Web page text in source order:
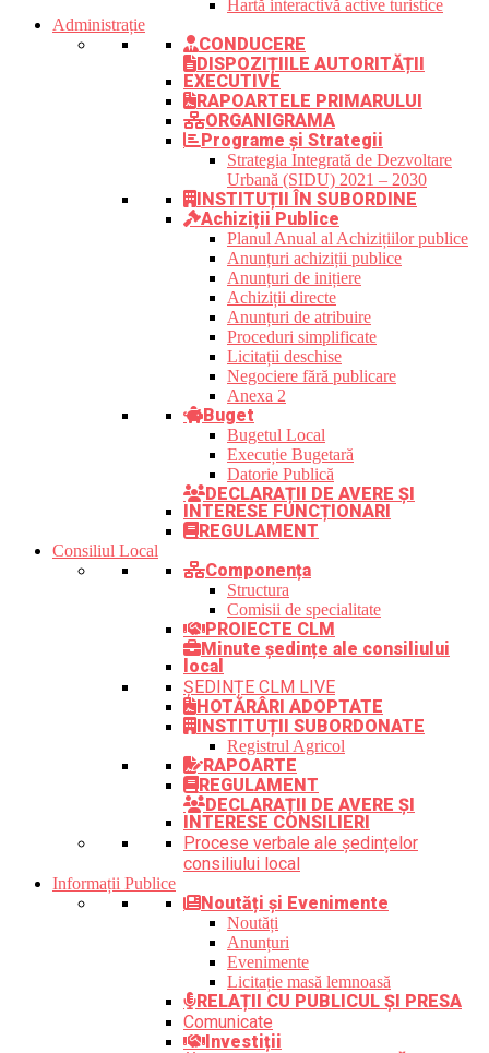
Hartă interactivă active turistice
Administrație
CONDUCERE
DISPOZIȚIILE AUTORITĂȚII
EXECUTIVE
RAPOARTELE PRIMARULUI
ORGANIGRAMA
Programe și Strategii
Strategia Integrată de Dezvoltare
Urbană (SIDU) 2021 – 2030
INSTITUȚII ÎN SUBORDINE
Achiziții Publice
Planul Anual al Achizițiilor publice
Anunțuri achiziții publice
Anunțuri de inițiere
Achiziții directe
Anunțuri de atribuire
Proceduri simplificate
Licitații deschise
Negociere fără publicare
Anexa 2
Buget
Bugetul Local
Execuție Bugetară
Datorie Publică
DECLARAȚII DE AVERE ȘI
INTERESE FUNCȚIONARI
REGULAMENT
Consiliul Local
Componența
Structura
Comisii de specialitate
PROIECTE CLM
Minute ședințe ale consiliului
local
ȘEDINȚE CLM LIVE
HOTĂRÂRI ADOPTATE
INSTITUȚII SUBORDONATE
Registrul Agricol
RAPOARTE
REGULAMENT
DECLARAȚII DE AVERE ȘI
INTERESE CONSILIERI
Procese verbale ale ședințelor
consiliului local
Informații Publice
Noutăți și Evenimente
Noutăți
Anunțuri
Evenimente
Licitație masă lemnoasă
RELAȚII CU PUBLICUL ȘI PRESA
Comunicate
Investiții